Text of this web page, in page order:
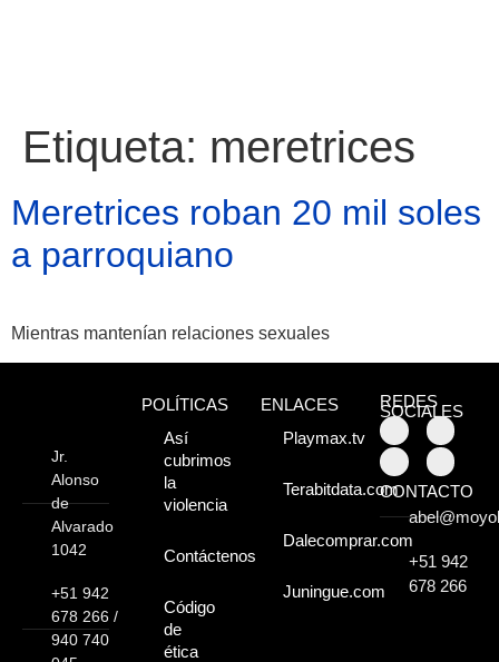
Atractivos
Moyobamba, está
lleno de atractivos
sorprendentes,
¡Descúbrelos!
Etiqueta: meretrices
Meretrices roban 20 mil soles
a parroquiano
Mientras mantenían relaciones sexuales
Jr.
Alonso
de
Alvarado
1042
+51 942
678 266 /
940 740
POLÍTICAS
Así
cubrimos
la
violencia
Contáctenos
Código
de
ética
ENLACES
Playmax.tv
Terabitdata.com
Dalecomprar.com
Juningue.com
REDES
SOCIALES
CONTACTO
+51 942
678 266